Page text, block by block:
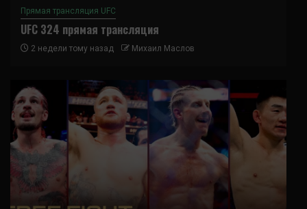
Прямая трансляция UFC
UFC 324 прямая трансляция
2 недели тому назад Михаил Маслов